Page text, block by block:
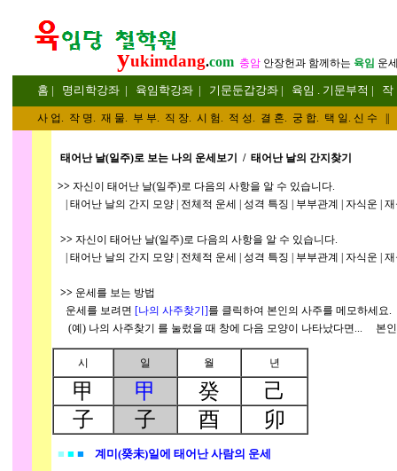
yukimdang.com 충암 안장헌과 함께하는 육임 운
홈 | 명리 학강좌 | 육임학강좌 | 기문둔갑강좌 | 육임 . 기문부적 | 작
사 업 . 작 명. 재 물. 부 부. 직 장. 시 험. 적 성. 결 혼. 궁 합. 택 일. 신 수
태어난 날(일주)로 보는 나의 운세보기 / 태어난 날의 간지찾기
>> 자신이 태어난 날(일주)로 다음의 사항을 알 수 있습니다.
| 태어난 날의 간지 모양 | 전체적 운세 | 성격 특징 | 부부관계 | 자식운 |
>> 자신이 태어난 날(일주)로 다음의 사항을 알 수 있습니다.
| 태어난 날의 간지 모양 | 전체적 운세 | 성격 특징 | 부부관계 | 자식운 |
>> 운세를 보는 방법
운세를 보려면 [나의 사주찾기 ]를 클릭하여 본인의 사주를 메모하세요.
(예) 나의 사주찾기 를 눌렀을 때 창에 다음 모양이 나타났다면... 본
시 일 월 년
甲 甲 癸
己
子
子 酉 卯
■ ■ ■ 계미(癸未)일에 태어난 사람의 운세